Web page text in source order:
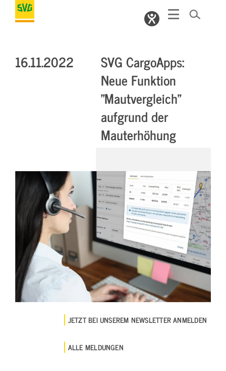
16.11.2022
SVG CargoApps:
Neue Funktion
"Mautvergleich"
aufgrund der
Mauterhöhung
JETZT BEI UNSEREM NEWSLETTER ANMELDEN
ALLE MELDUNGEN